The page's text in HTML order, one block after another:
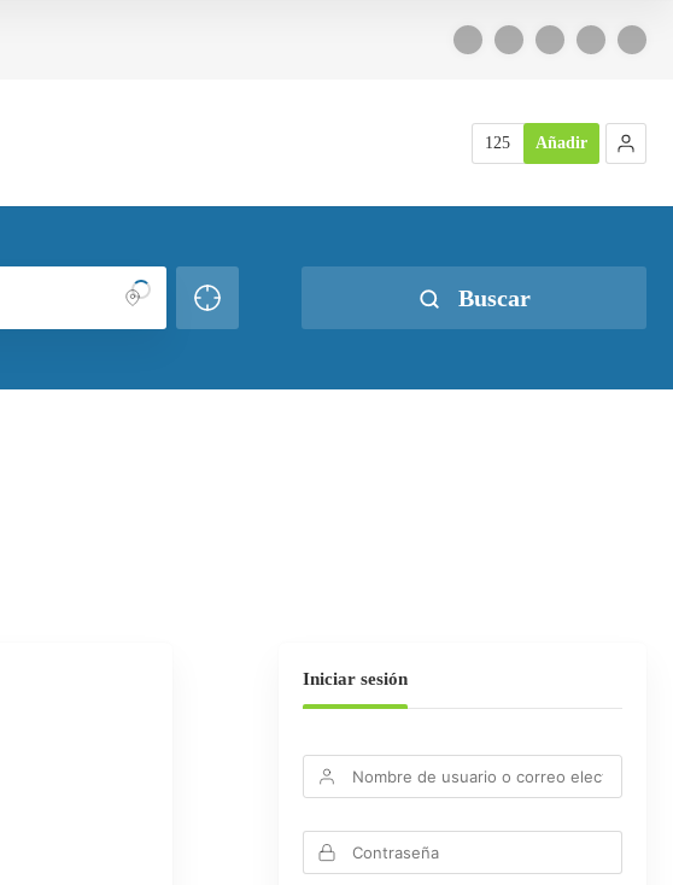
125 Añadir
Buscar
Iniciar sesión